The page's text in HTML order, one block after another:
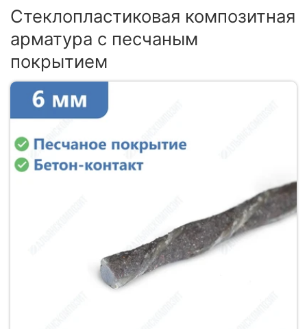
Стеклопластиковая композитная
арматура с песчаным
покрытием